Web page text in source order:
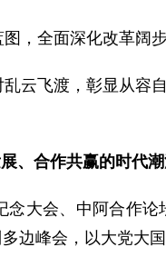
，全面深化改革阔
云飞渡，彰显从容
、合作共赢的时代潮
大会、中阿合作
边峰会，以大党大